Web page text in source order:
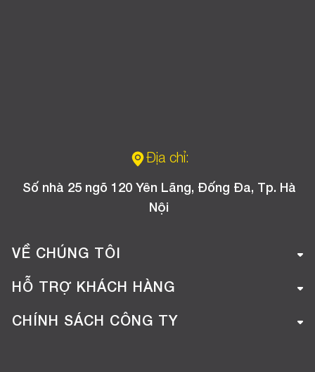
Địa chỉ:
Số nhà 25 ngõ 120 Yên Lãng, Đống Đa, Tp. Hà
Nội
VỀ CHÚNG TÔI
Giới thiệu công ty
Tuyển dụng
HỖ TRỢ KHÁCH HÀNG
Hướng dẫn mua hàng online
CHÍNH SÁCH CÔNG TY